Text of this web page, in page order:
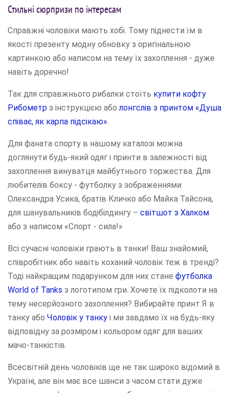
Стильні сюрпризи по інтересам
Справжні чоловіки мають хобі. Тому піднести їм в
якості презенту модну обновку з оригінальною
картинкою або написом на тему їх захоплення - дуже
навіть доречно!
Так для справжнього рибалки стоїть купити кофту
Рибометр з інструкцією аболонгслів з принтом «Душа
співає, як карпа підсікаю».
Для фаната спорту в нашому каталозі можна
доглянути будь-який одяг і принти в залежності від
захоплення винуватця майбутнього торжества. Для
любителів боксу - футболку з зображеннями
Олександра Усика, братів Кличко або Майка Тайсона,
для шанувальників бодібілдингу – світшот з Халком
або з написом «Спорт - сила!»
Всі сучасні чоловіки грають в танки! Ваш знайомий,
співробітник або навіть коханий чоловік теж в тренді?
Тоді найкращим подарунком для них стане футболка
World of Tanks з логотипом гри. Хочете їх підколоти на
тему несерйозного захоплення? Вибирайте принт Я в
танку або Чоловік у танку і ми завдамо їх на будь-яку
відповідну за розміром і кольором одяг для ваших
мачо-танкістів.
Всесвітній день чоловіків ще не так широко відомий в
Україні, але він має все шанси з часом стати дуже